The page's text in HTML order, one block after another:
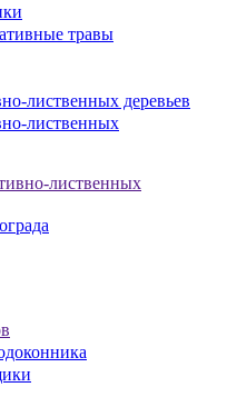
травы
лиственных деревьев
лиственных
лиственных